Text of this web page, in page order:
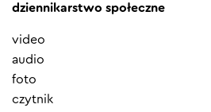
dziennikarstwo społeczne
video
audio
foto
czytnik